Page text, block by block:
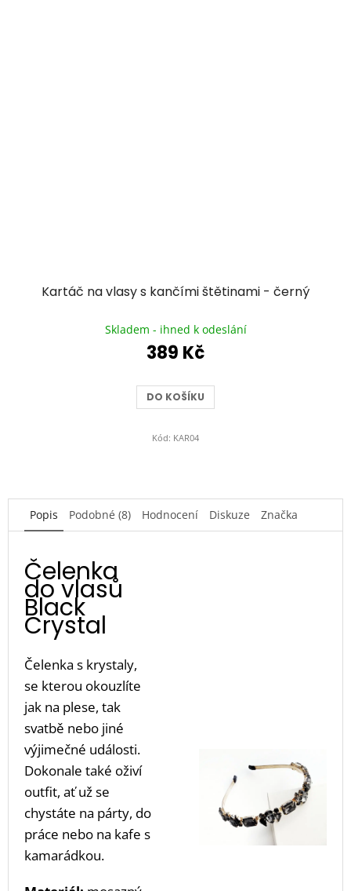
Kartáč na vlasy s kančími štětinami - černý
hodnocení
produktu
je
z
5
Skladem - ihned k odeslání
389 Kč
DO KOŠÍKU
Kód: KAR04
Popis Podobné (8) Hodnocení Diskuze Značka
Čelenka
do vlasů
Black
Crystal
Čelenka s krystaly,
se kterou okouzlíte
jak na plese, tak
svatbě nebo jiné
výjimečné události.
Dokonale také oživí
outfit, ať už se
chystáte na párty, do
práce nebo na kafe s
kamarádkou.